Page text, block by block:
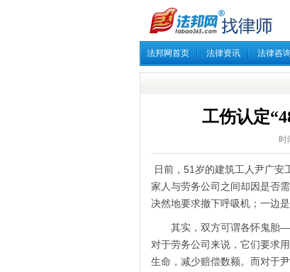
工伤认定
时
日前，51岁的建筑工人尹广安
家人与劳务公司之间却因是否
决然地要求撤下呼吸机；一边
其实，双方可谓各怀鬼胎——
对于劳务公司来说，它们要求
生命，减少赔偿数额。而对于
法邦网首页 法律资讯 法律咨询